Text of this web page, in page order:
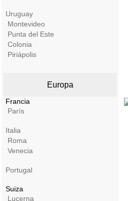
Uruguay
Montevideo
Punta del Este
Colonia
Piriápolis
Europa
Francia
París
Italia
Roma
Venecia
Portugal
Suiza
Lucerna